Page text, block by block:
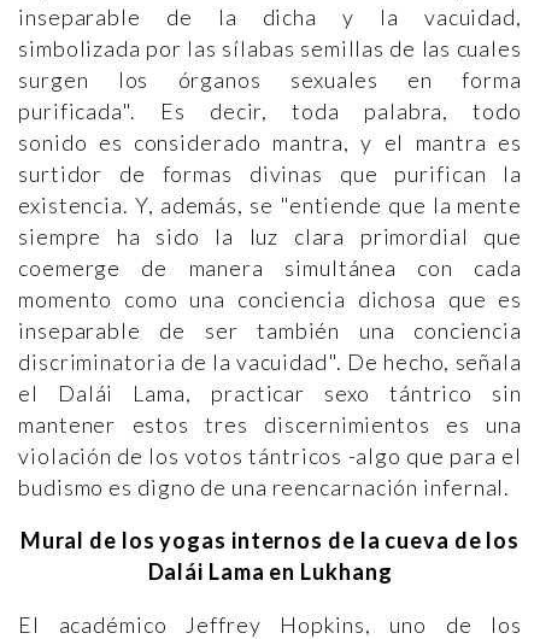
inseparable de la dicha y la vacuidad,
simbolizada por las sílabas semillas de las cuales
surgen los órganos sexuales en forma
purificada". Es decir, toda palabra, todo
sonido es considerado mantra, y el mantra es
surtidor de formas divinas que purifican la
existencia. Y, además, se "entiende que la mente
siempre ha sido la luz clara primordial que
coemerge de manera simultánea con cada
momento como una conciencia dichosa que es
inseparable de ser también una conciencia
discriminatoria de la vacuidad". De hecho, señala
el Dalái Lama, practicar sexo tántrico sin
mantener estos tres discernimientos es una
violación de los votos tántricos -algo que para el
budismo es digno de una reencarnación infernal.
Mural de los yogas internos de la cueva de los
Dalái Lama en Lukhang
El académico Jeffrey Hopkins, uno de los